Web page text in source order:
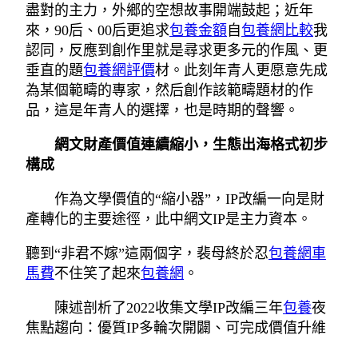
盡對的主力，外鄉的空想故事開端鼓起；近年
來，90后、00后更追求包養金額 自 包養網比較我
認同，反應到創作里就是尋求更多元的作風、更
垂直的題包養網評價材。此刻年青人更愿意先成
為某個範疇的專家，然后創作該範疇題材的作
品，這是年青人的選擇，也是時期的聲響。
網文財產價值連續縮小，生態出海格式初步
構成
作為文學價值的“縮小器”，IP改編一向是財
產轉化的主要途徑，此中網文IP是主力資本。
聽到“非君不嫁”這兩個字，裴母終於忍包養網車
馬費不住笑了起來包養網 。
陳述剖析了2022收集文學IP改編三年包養夜
焦點趨向：優質IP多輪次開闢、可完成價值升維